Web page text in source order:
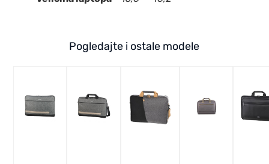
Pogledajte i ostale modele